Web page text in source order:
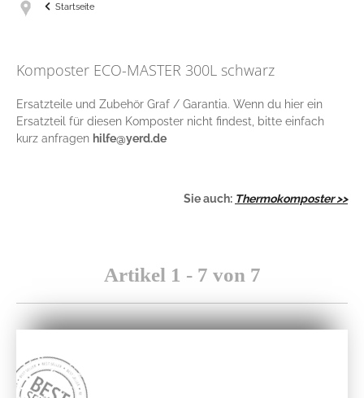
Startseite
Komposter ECO-MASTER 300L schwarz
Ersatzteile und Zubehör Graf / Garantia. Wenn du hier ein
Ersatzteil für diesen Komposter nicht findest, bitte einfach
kurz anfragen hilfe@yerd.de
Sie auch: Thermokomposter >>
Artikel 1 - 7 von 7